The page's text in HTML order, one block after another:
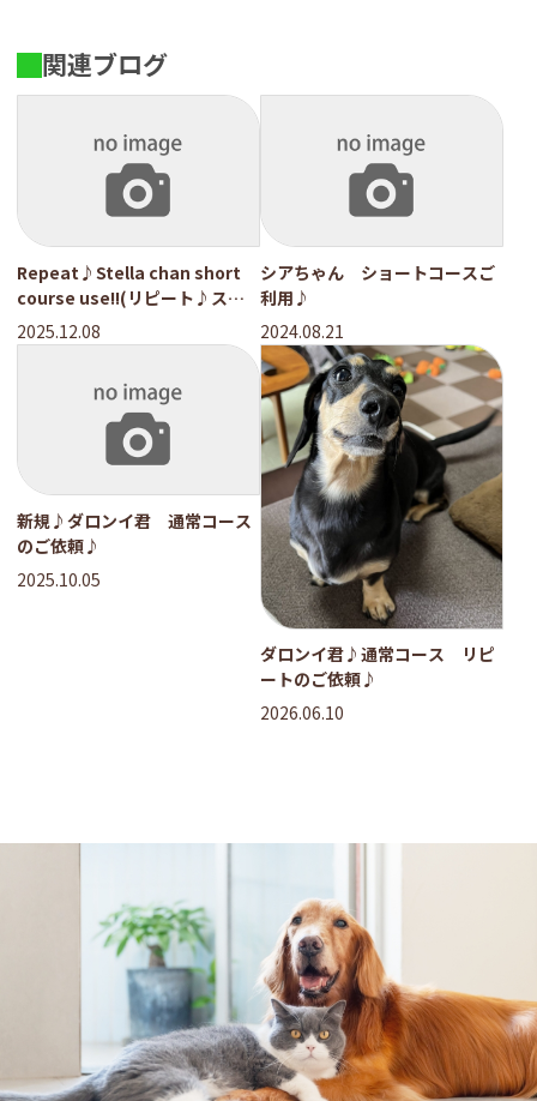
関連ブログ
Repeat♪Stella chan short
course use!!(リピート♪ステ
ラちゃんショートコース利用）
2025.12.08
シアちゃん ショートコースご
利用♪
2024.08.21
新規♪ダロンイ君 通常コース
のご依頼♪
2025.10.05
ダロンイ君♪通常コース リピ
ートのご依頼♪
2026.06.10